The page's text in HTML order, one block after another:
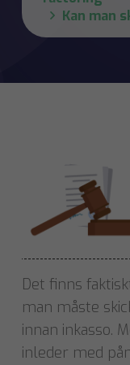
Kan man
Det finns
man måste
innan inkasso.
inleder med